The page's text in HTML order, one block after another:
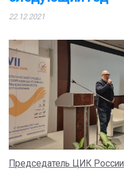
22.12.2021
Председатель ЦИК России